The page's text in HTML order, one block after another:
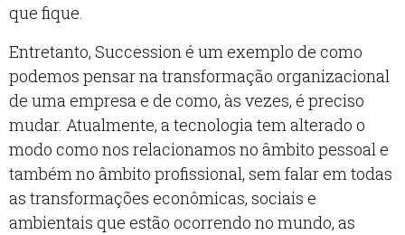
que fique.
Entretanto, Succession é um exemplo de como
podemos pensar na transformação organizacional
de uma empresa e de como, às vezes, é preciso
mudar. Atualmente, a tecnologia tem alterado o
modo como nos relacionamos no âmbito pessoal e
também no âmbito profissional, sem falar em todas
as transformações econômicas, sociais e
ambientais que estão ocorrendo no mundo, as